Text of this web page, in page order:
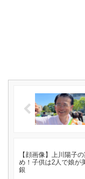
【顔画像】上川陽子
め！子供は2人で娘が
銀